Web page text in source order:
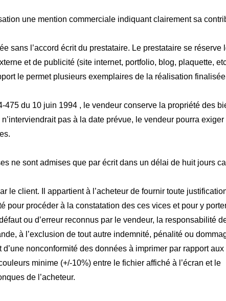
une mention commerciale indiquant clairement sa
sans l’accord écrit du prestataire. Le prestataire se réserve
et de publicité (site internet, portfolio, blog, plaquette,
le permet plusieurs exemplaires de la réalisation
du 10 juin 1994 , le vendeur conserve la propriété des
pas à la date prévue, le vendeur pourra
ne sont admises que par écrit dans un délai de huit jours
le client. Il appartient à l’acheteur de fournir toute
procéder à la constatation des ces vices et pour y
ou d’erreur reconnus par le vendeur, la responsabilité
à l’exclusion de tout autre indemnité, pénalité ou
nonconformité des données à imprimer par rapport
minime (+/-10%) entre le fichier affiché à l’écran et le
de l’acheteur.